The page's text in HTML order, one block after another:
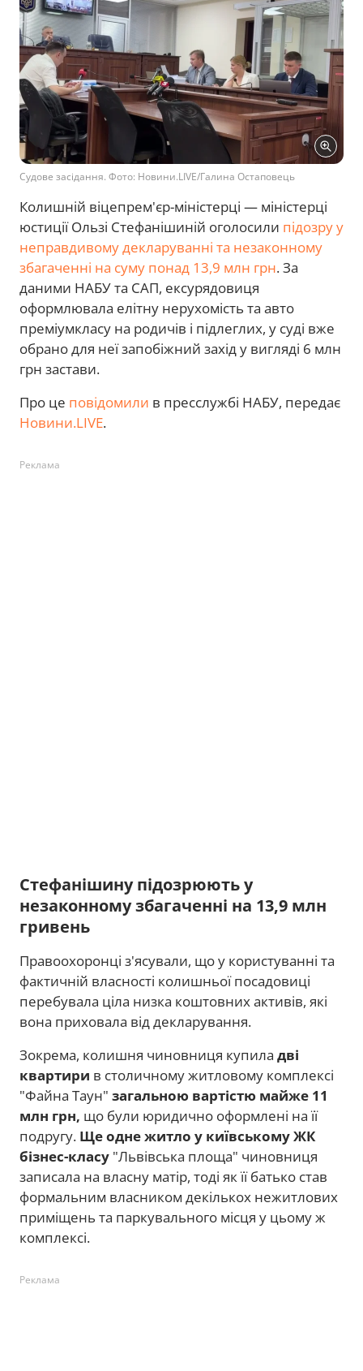
Судове засідання. Фото: Новини.LIVE/Галина Остаповець
Колишній віцепрем'єр-міністерці — міністерці
юстиції Ользі Стефанішиній оголосили підозру у
неправдивому декларуванні та незаконному
збагаченні на суму понад 13,9 млн грн. За
даними НАБУ та САП, ексурядовиця
оформлювала елітну нерухомість та авто
преміумкласу на родичів і підлеглих, у суді вже
обрано для неї запобіжний захід у вигляді 6 млн
грн застави.
Про це повідомили в пресслужбі НАБУ, передає
Новини.LIVE.
Реклама
Стефанішину підозрюють у
незаконному збагаченні на 13,9 млн
гривень
Правоохоронці з'ясували, що у користуванні та
фактичній власності колишньої посадовиці
перебувала ціла низка коштовних активів, які
вона приховала від декларування.
Зокрема, колишня чиновниця купила дві
квартири в столичному житловому комплексі
"Файна Таун" загальною вартістю майже 11
млн грн, що були юридично оформлені на її
подругу. Ще одне житло у київському ЖК
бізнес-класу "Львівська площа" чиновниця
записала на власну матір, тоді як її батько став
формальним власником декількох нежитлових
приміщень та паркувального місця у цьому ж
комплексі.
Реклама